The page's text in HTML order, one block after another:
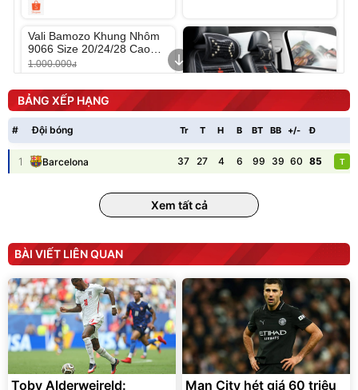
Vali Bamozo Khung Nhôm
9066 Size 20/24/28 Cao
Cấp
1.000.000đ
825.000
Flash Sale
chống nóng giúp thoải mái
trong di chuyển
Đã bán nhiều
BẢNG XẾP HẠNG
# Đội bóng Tr T H B BT BB +/- Đ
1 Barcelona 37 27 4 6 99 39 60 85 T
Xem tất cả
BÀI VIẾT LIÊN QUAN
Toby Alderweireld:
Man City hét giá 60 triệu